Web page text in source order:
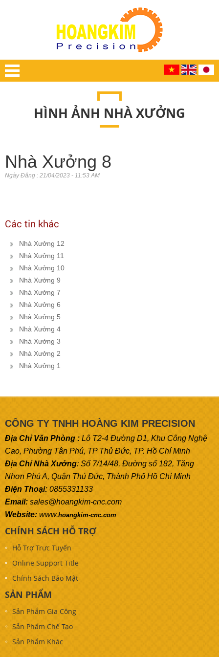
HÌNH ẢNH NHÀ XƯỞNG
Nhà Xưởng 8
Ngày Đăng : 21/04/2023 - 11:53 AM
Các tin khác
Nhà Xưởng 12
Nhà Xưởng 11
Nhà Xưởng 10
Nhà Xưởng 9
Nhà Xưởng 7
Nhà Xưởng 6
Nhà Xưởng 5
Nhà Xưởng 4
Nhà Xưởng 3
Nhà Xưởng 2
Nhà Xưởng 1
CÔNG TY TNHH HOÀNG KIM PRECISION
Địa Chỉ Văn Phòng : Lô T2-4 Đường D1, Khu Công Nghệ
Cao, Phường Tân Phú, TP Thủ Đức, TP. Hồ Chí Minh
Địa Chỉ Nhà Xưởng: Số 7/14/48, Đường số 182, Tăng
Nhơn Phú A, Quận Thủ Đức, Thành Phố Hồ Chí Minh
Điện Thoại: 0855331133
Email: sales@hoangkim-cnc.com
Website: www.hoangkim-cnc.com
CHÍNH SÁCH HỖ TRỢ
Hỗ Trợ Trực Tuyến
Online Support Title
Chính Sách Bảo Mật
SẢN PHẨM
Sản Phẩm Gia Công
Sản Phẩm Chế Tạo
Sản Phẩm Khác